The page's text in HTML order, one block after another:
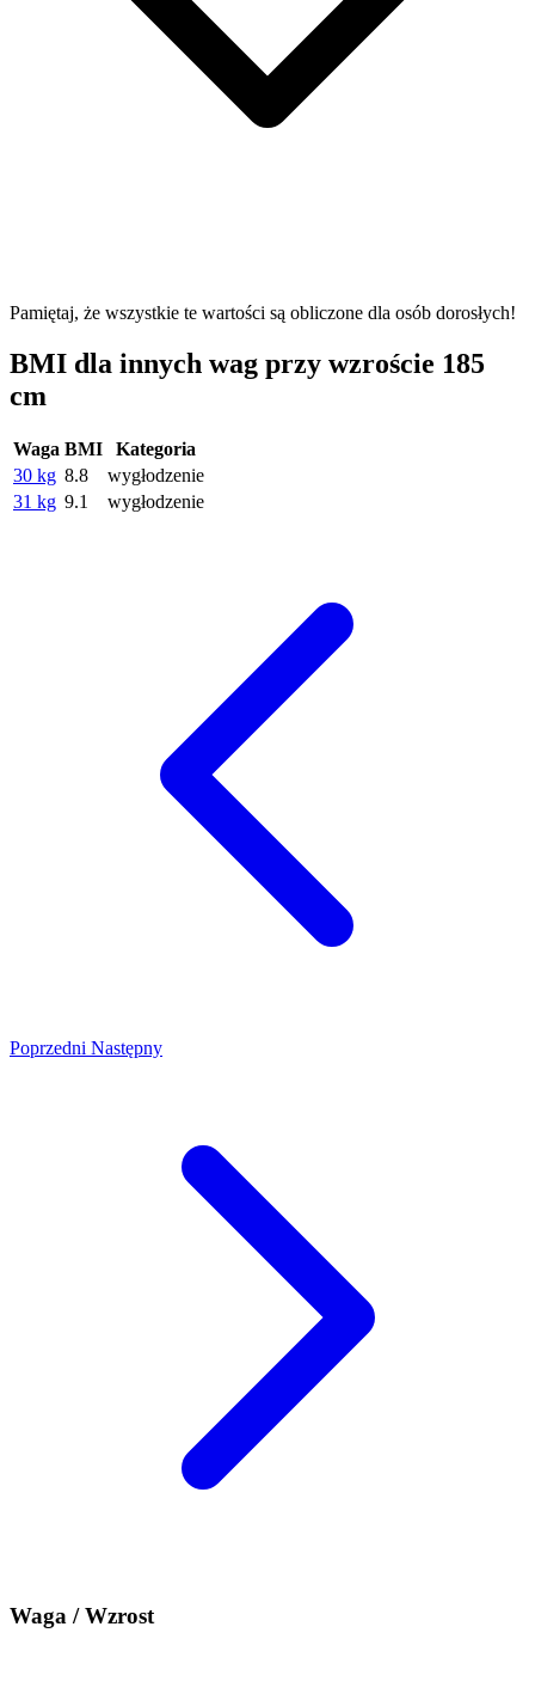
Pamiętaj, że wszystkie te wartości są obliczone dla osób dorosłych!
BMI dla innych wag przy wzroście 185
cm
Waga BMI
Kategoria
30 kg 8.8
wygłodzenie
31 kg 9.1 wygłodzenie
Poprzedni Następny
Waga / Wzrost